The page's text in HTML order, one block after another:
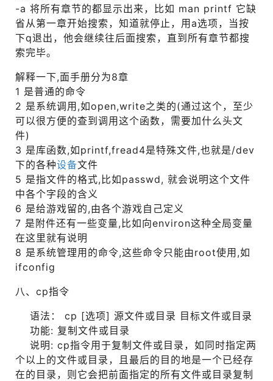
-a 将所有章节的都显示出来，比如 man printf 它缺
省从第一章开始搜索，知道就停止，用a选项，当按
下q退出，他会继续往后面搜索，直到所有章节都搜
索完毕。
解释一下,面手册分为8章
1 是普通的命令
2 是系统调用,如open,write之类的(通过这个，至少
可以很方便的查到调用这个函数，需要加什么头文
件)
3 是库函数,如printf,fread4是特殊文件,也就是/dev
下的各种设备文件
5 是指文件的格式,比如passwd, 就会说明这个文件
中各个字段的含义
6 是给游戏留的,由各个游戏自己定义
7 是附件还有一些变量,比如向environ这种全局变量
在这里就有说明
8 是系统管理用的命令,这些命令只能由root使用,如
ifconfig
八、cp指令
语法： cp [选项] 源文件或目录 目标文件或目录
功能: 复制文件或目录
说明: cp指令用于复制文件或目录，如同时指定两
个以上的文件或目录，且最后的目的地是一个已经存
在的目录，则它会把前面指定的所有文件或目录复制